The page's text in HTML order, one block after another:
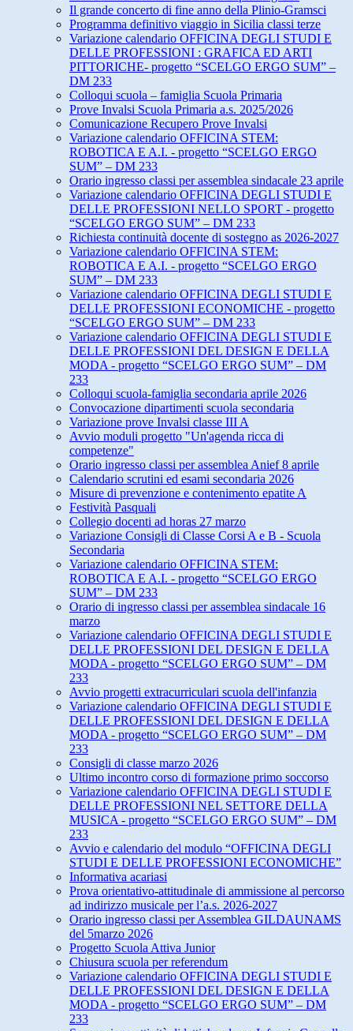
Il grande concerto di fine anno della Plinio-Gramsci
Programma definitivo viaggio in Sicilia classi terze
Variazione calendario OFFICINA DEGLI STUDI E
DELLE PROFESSIONI : GRAFICA ED ARTI
PITTORICHE- progetto “SCELGO ERGO SUM” –
DM 233
Colloqui scuola – famiglia Scuola Primaria
Prove Invalsi Scuola Primaria a.s. 2025/2026
Comunicazione Recupero Prove Invalsi
Variazione calendario OFFICINA STEM:
ROBOTICA E A.I. - progetto “SCELGO ERGO
SUM” – DM 233
Orario ingresso classi per assemblea sindacale 23 aprile
Variazione calendario OFFICINA DEGLI STUDI E
DELLE PROFESSIONI NELLO SPORT - progetto
“SCELGO ERGO SUM” – DM 233
Richiesta continuità docente di sostegno as 2026-2027
Variazione calendario OFFICINA STEM:
ROBOTICA E A.I. - progetto “SCELGO ERGO
SUM” – DM 233
Variazione calendario OFFICINA DEGLI STUDI E
DELLE PROFESSIONI ECONOMICHE - progetto
“SCELGO ERGO SUM” – DM 233
Variazione calendario OFFICINA DEGLI STUDI E
DELLE PROFESSIONI DEL DESIGN E DELLA
MODA - progetto “SCELGO ERGO SUM” – DM
233
Colloqui scuola-famiglia secondaria aprile 2026
Convocazione dipartimenti scuola secondaria
Variazione prove Invalsi classe III A
Avvio moduli progetto "Un'agenda ricca di
competenze"
Orario ingresso classi per assemblea Anief 8 aprile
Calendario scrutini ed esami secondaria 2026
Misure di prevenzione e contenimento epatite A
Festività Pasquali
Collegio docenti ad horas 27 marzo
Variazione Consigli di Classe Corsi A e B - Scuola
Secondaria
Variazione calendario OFFICINA STEM:
ROBOTICA E A.I. - progetto “SCELGO ERGO
SUM” – DM 233
Orario di ingresso classi per assemblea sindacale 16
marzo
Variazione calendario OFFICINA DEGLI STUDI E
DELLE PROFESSIONI DEL DESIGN E DELLA
MODA - progetto “SCELGO ERGO SUM” – DM
233
Avvio progetti extracurriculari scuola dell'infanzia
Variazione calendario OFFICINA DEGLI STUDI E
DELLE PROFESSIONI DEL DESIGN E DELLA
MODA - progetto “SCELGO ERGO SUM” – DM
233
Consigli di classe marzo 2026
Ultimo incontro corso di formazione primo soccorso
Variazione calendario OFFICINA DEGLI STUDI E
DELLE PROFESSIONI NEL SETTORE DELLA
MUSICA - progetto “SCELGO ERGO SUM” – DM
233
Avvio e calendario del modulo “OFFICINA DEGLI
STUDI E DELLE PROFESSIONI ECONOMICHE”
Informativa acariasi
Prova orientativo-attitudinale di ammissione al percorso
ad indirizzo musicale per l’a.s. 2026-2027
Orario ingresso classi per Assemblea GILDAUNAMS
del 5marzo 2026
Progetto Scuola Attiva Junior
Chiusura scuola per referendum
Variazione calendario OFFICINA DEGLI STUDI E
DELLE PROFESSIONI DEL DESIGN E DELLA
MODA - progetto “SCELGO ERGO SUM” – DM
233